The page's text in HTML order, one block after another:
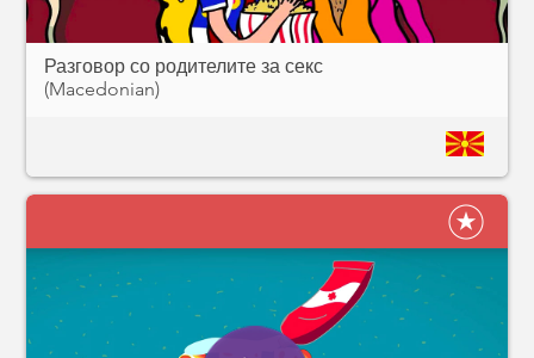
Разговор со родителите за секс
(Macedonian)